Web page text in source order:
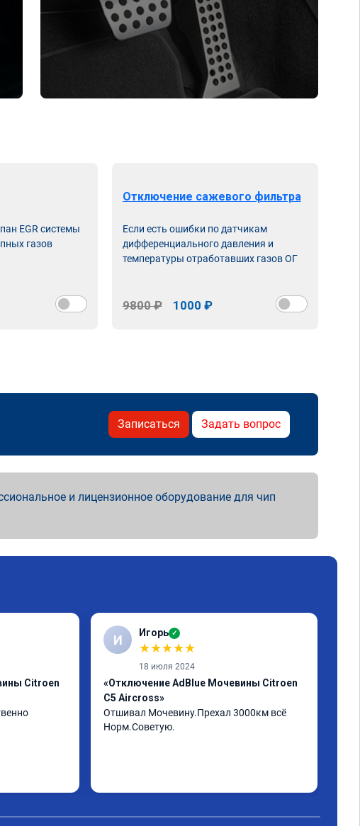
EGR системы
газов
Отключение сажевого фильтра
Если есть ошибки по датчикам
дифференциального давления и
температуры отработавших газов ОГ
9800 ₽ 1000 ₽
Записаться Задать вопрос
и лицензионное оборудование для чип
Citroen
И Игорь ✓
★★★★★
18 июля 2024
«Отключение AdBlue Мочевины Citroen
C5 Aircross»
Отшивал Мочевину.Прехал 3000км всё
Норм.Советую.